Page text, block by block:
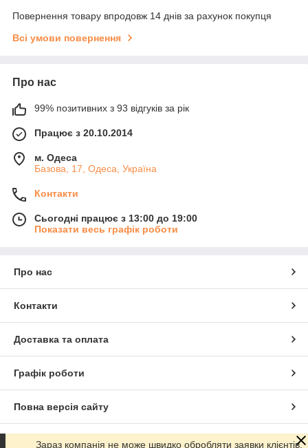
Повернення товару впродовж 14 днів за рахунок покупця
Всі умови повернення
Про нас
99% позитивних з 93 відгуків за рік
Працює з 20.10.2014
м. Одеса
Базова, 17, Одеса, Україна
Контакти
Сьогодні працює з 13:00 до 19:00
Показати весь графік роботи
Про нас
Контакти
Доставка та оплата
Графік роботи
Повна версія сайту
Сайт створено на маркетплейсіProm.ua
Зараз компанія не може швидко обробляти заявки клієнтів.